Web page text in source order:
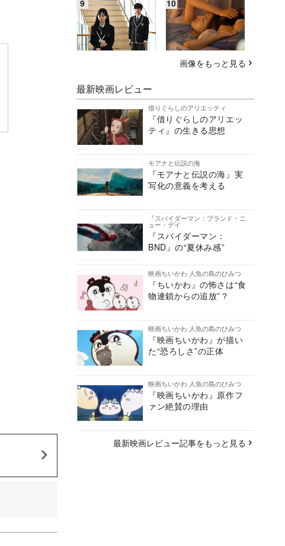
画像をもっと見る
最新映画レビュー
借りぐらしのアリエッティ
『借りぐらしのアリエッ
ティ』の生きる思想
モアナと伝説の海
『モアナと伝説の海』実
写化の意義を考える
『スパイダーマン：ブランド・ニ
ュー・デイ
『スパイダーマン：
BND』の“夏休み感”
映画ちいかわ 人魚の島のひみつ
『ちいかわ』の怖さは“食
物連鎖からの追放”？
映画ちいかわ 人魚の島のひみつ
『映画ちいかわ』が描い
た“恐ろしさ”の正体
映画ちいかわ 人魚の島のひみつ
『映画ちいかわ』原作フ
ァン絶賛の理由
最新映画レビュー記事をもっと見る